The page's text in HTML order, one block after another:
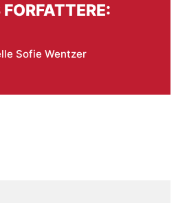
Sofie Wentzer